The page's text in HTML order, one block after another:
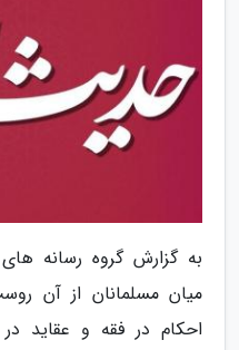
به گزارش گروه رسانه
میان مسلمانان از آن
احکام در فقه و عقاید